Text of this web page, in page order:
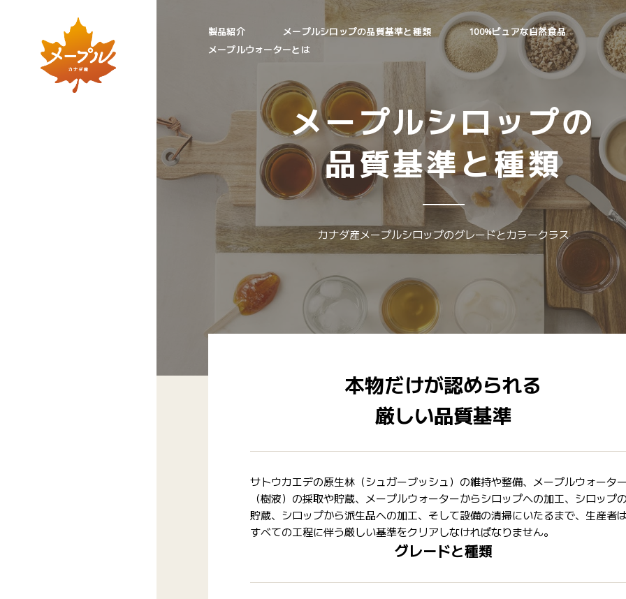
製品紹介 メープルシロップの品質基準と種類
100%ピュアな自然食品
メープルウォーターとは
メープルシロップの
品質基準と種類
カナダ産メープルシロップのグレードとカラークラス
本物だけが認められる
厳しい品質基準
サトウカエデの原生林（シュガーブッシュ）の維持や整備、メープルウォーター
（樹液）の採取や貯蔵、メープルウォーターからシロップへの加工、シロップの
貯蔵、シロップから派生品への加工、そして設備の清掃にいたるまで、生産者は
すべての工程に伴う厳しい基準をクリアしなければなりません。
グレードと種類